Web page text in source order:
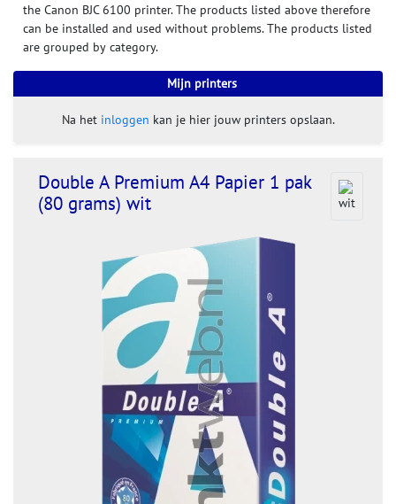
the Canon BJC 6100 printer. The products listed above therefore
can be installed and used without problems. The products listed
are grouped by category.
Mijn printers
Na het inloggen kan je hier jouw printers opslaan.
Double A Premium A4 Papier 1 pak
(80 grams) wit